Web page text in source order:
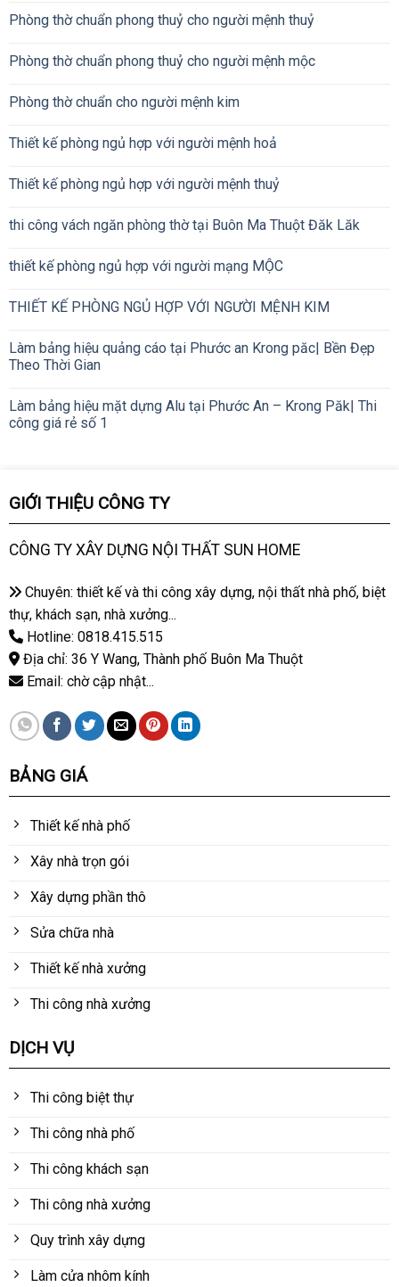
Phòng thờ chuẩn phong thuỷ cho người mệnh thuỷ
Phòng thờ chuẩn phong thuỷ cho người mệnh mộc
Phòng thờ chuẩn cho người mệnh kim
Thiết kế phòng ngủ hợp với người mệnh hoả
Thiết kế phòng ngủ hợp với người mệnh thuỷ
thi công vách ngăn phòng thờ tại Buôn Ma Thuột Đăk Lăk
thiết kế phòng ngủ hợp với người mạng MỘC
THIẾT KẾ PHÒNG NGỦ HỢP VỚI NGƯỜI MỆNH KIM
Làm bảng hiệu quảng cáo tại Phước an Krong păc| Bền Đẹp
Theo Thời Gian
Làm bảng hiệu mặt dựng Alu tại Phước An – Krong Păk| Thi
công giá rẻ số 1
GIỚI THIỆU CÔNG TY
CÔNG TY XÂY DỰNG NỘI THẤT SUN HOME
Chuyên: thiết kế và thi công xây dựng, nội thất nhà phố, biệt
thự, khách sạn, nhà xưởng...
Hotline: 0818.415.515
Địa chỉ: 36 Y Wang, Thành phố Buôn Ma Thuột
Email: chờ cập nhật...
BẢNG GIÁ
Thiết kế nhà phố
Xây nhà trọn gói
Xây dựng phần thô
Sửa chữa nhà
Thiết kế nhà xưởng
Thi công nhà xưởng
DỊCH VỤ
Thi công biệt thự
Thi công nhà phố
Thi công khách sạn
Thi công nhà xưởng
Quy trình xây dựng
Làm cửa nhôm kính